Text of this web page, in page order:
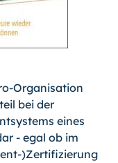
Organisation
bei der
eines
- egal ob im
)Zertifizierung